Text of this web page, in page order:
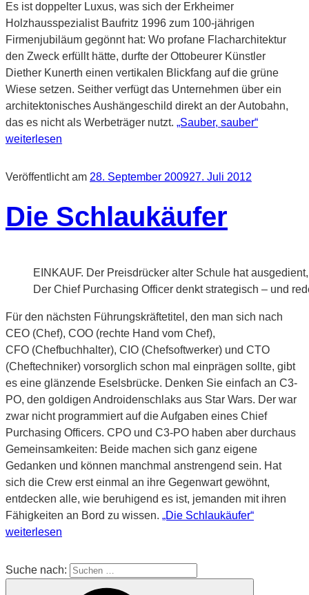
Es ist doppelter Luxus, was sich der Erkheimer
Holzhausspezialist Baufritz 1996 zum 100-jährigen
Firmenjubiläum gegönnt hat: Wo profane Flacharchitektur
den Zweck erfüllt hätte, durfte der Ottobeurer Künstler
Diether Kunerth einen vertikalen Blickfang auf die grüne
Wiese setzen. Seither verfügt das Unternehmen über ein
architektonisches Aushängeschild direkt an der Autobahn,
das es nicht als Werbeträger nutzt. „Sauber, sauber“
weiterlesen
Veröffentlicht am 28. September 200927. Juli 2012
Die Schlaukäufer
EINKAUF. Der Preisdrücker alter Schule hat
Der Chief Purchasing Officer denkt strategisch – und
Für den nächsten Führungskräftetitel, den man sich nach
CEO (Chef), COO (rechte Hand vom Chef),
CFO (Chefbuchhalter), CIO (Chefsoftwerker) und CTO
(Cheftechniker) vorsorglich schon mal einprägen sollte, gibt
es eine glänzende Eselsbrücke. Denken Sie einfach an C3-
PO, den goldigen Androidenschlaks aus Star Wars. Der war
zwar nicht programmiert auf die Aufgaben eines Chief
Purchasing Officers. CPO und C3-PO haben aber durchaus
Gemeinsamkeiten: Beide machen sich ganz eigene
Gedanken und können manchmal anstrengend sein. Hat
sich die Crew erst einmal an ihre Gegenwart gewöhnt,
entdecken alle, wie beruhigend es ist, jemanden mit ihren
Fähigkeiten an Bord zu wissen. „Die Schlaukäufer“
weiterlesen
Suche nach: